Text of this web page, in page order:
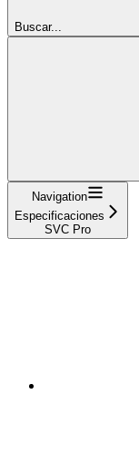
Buscar...
Navigation
Especificaciones
SVC Pro